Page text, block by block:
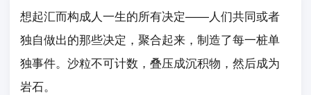
想起汇而构成人一生的所有决定——人们共同或者
独自做出的那些决定，聚合起来，制造了每一桩单
独事件。沙粒不可计数，叠压成沉积物，然后成为
岩石。